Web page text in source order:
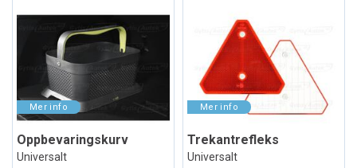
Oppbevaringskurv
Universalt
Trekantrefleks
Universalt